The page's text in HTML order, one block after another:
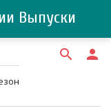
Выпуски
search person